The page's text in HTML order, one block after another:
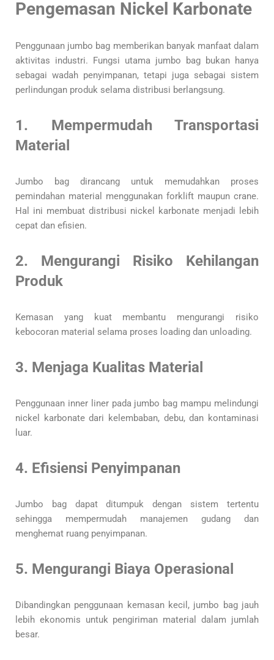
Pengemasan Nickel Karbonate
Penggunaan jumbo bag memberikan banyak manfaat dalam
aktivitas industri. Fungsi utama jumbo bag bukan hanya
sebagai wadah penyimpanan, tetapi juga sebagai sistem
perlindungan produk selama distribusi berlangsung.
1. Mempermudah Transportasi
Material
Jumbo bag dirancang untuk memudahkan proses
pemindahan material menggunakan forklift maupun crane.
Hal ini membuat distribusi nickel karbonate menjadi lebih
cepat dan efisien.
2. Mengurangi Risiko Kehilangan
Produk
Kemasan yang kuat membantu mengurangi risiko
kebocoran material selama proses loading dan unloading.
3. Menjaga Kualitas Material
Penggunaan inner liner pada jumbo bag mampu melindungi
nickel karbonate dari kelembaban, debu, dan kontaminasi
luar.
4. Efisiensi Penyimpanan
Jumbo bag dapat ditumpuk dengan sistem tertentu
sehingga mempermudah manajemen gudang dan
menghemat ruang penyimpanan.
5. Mengurangi Biaya Operasional
Dibandingkan penggunaan kemasan kecil, jumbo bag jauh
lebih ekonomis untuk pengiriman material dalam jumlah
besar.